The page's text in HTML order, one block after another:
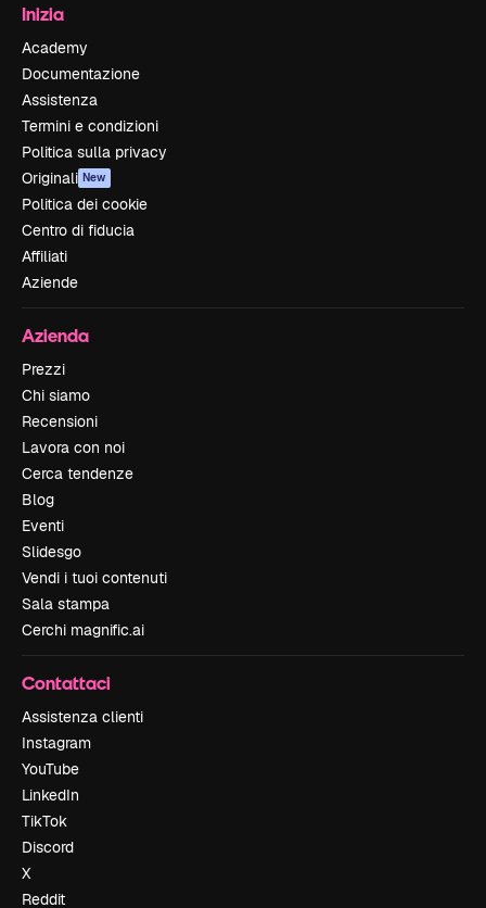
Inizia
Academy
Documentazione
Assistenza
Termini e condizioni
Politica sulla privacy
Originali New
Politica dei cookie
Centro di fiducia
Affiliati
Aziende
Azienda
Prezzi
Chi siamo
Recensioni
Lavora con noi
Cerca tendenze
Blog
Eventi
Slidesgo
Vendi i tuoi contenuti
Sala stampa
Cerchi magnific.ai
Contattaci
Assistenza clienti
Instagram
YouTube
LinkedIn
TikTok
Discord
X
Reddit